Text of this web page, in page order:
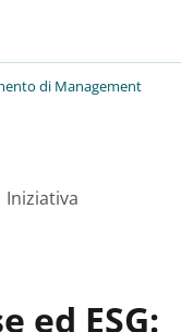
LINGUA:
di Management
Iniziativa
ed ESG: